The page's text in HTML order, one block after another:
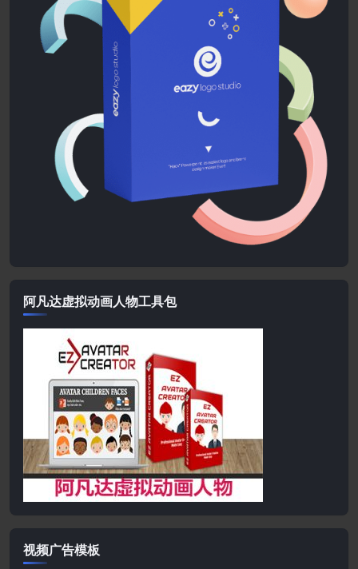
阿凡达虚拟动画人物工具包
视频广告模板